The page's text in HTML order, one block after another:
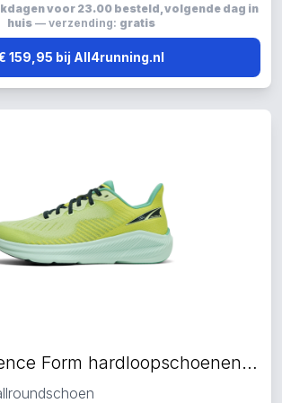
voor 23.00 besteld, volgende dag in
huis— verzending: gratis
159,95 bij All4running.nl
Altra Experience Form hardloopschoenen groen